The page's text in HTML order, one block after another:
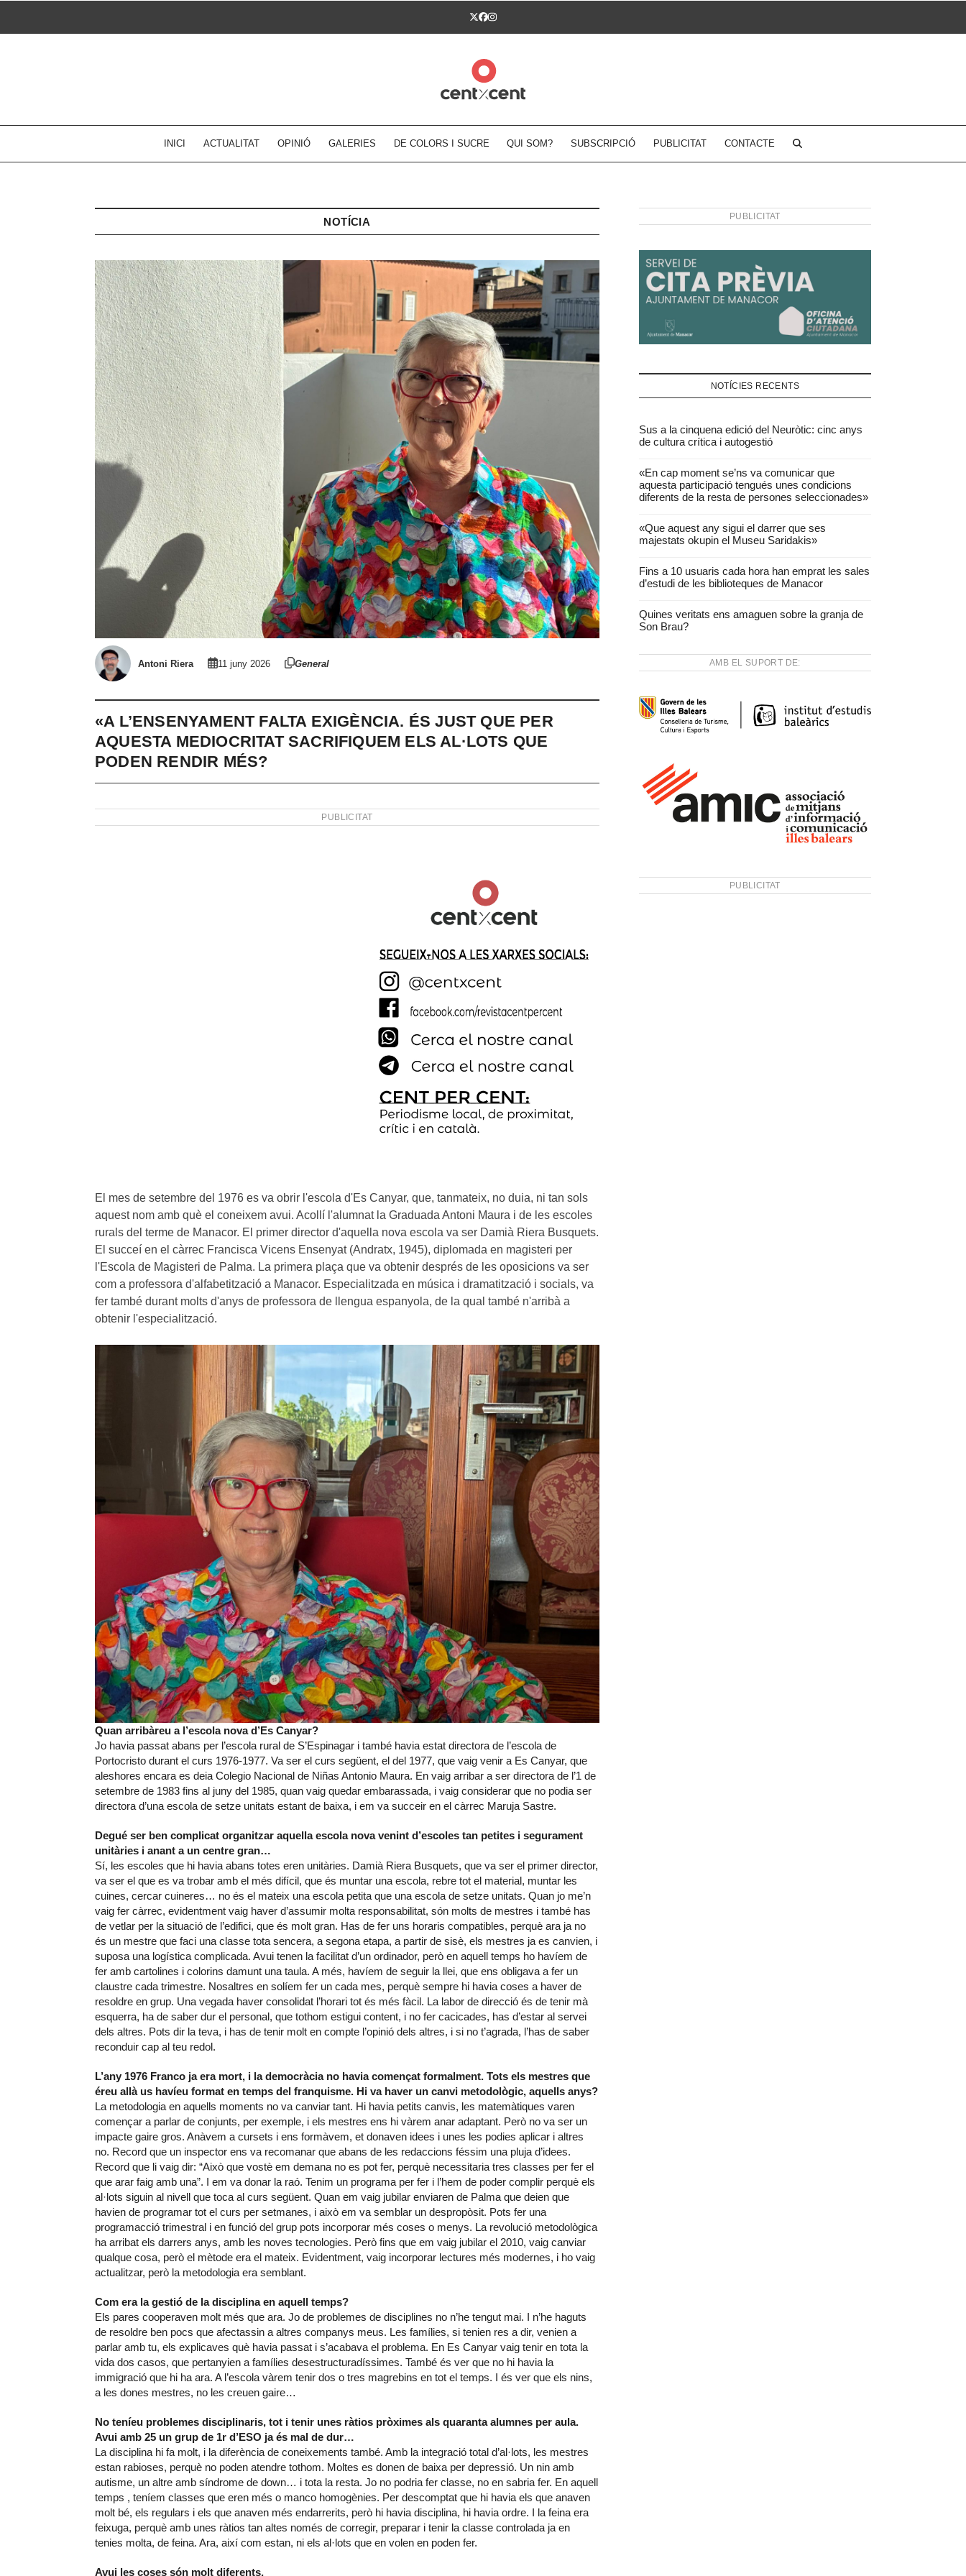
Twitter
Facebook
Instagram
INICI ACTUALITAT OPINIÓ GALERIES DE COLORS I SUCRE QUI SOM? SUBSCRIPCIÓ PUBLICITAT CONTACTE
NOTÍCIA
Antoni Riera 11 juny 2026 General
«A L’ENSENYAMENT FALTA EXIGÈNCIA. ÉS JUST QUE PER
AQUESTA MEDIOCRITAT SACRIFIQUEM ELS AL·LOTS QUE
PODEN RENDIR MÉS?
PUBLICITAT
El mes de setembre del 1976 es va obrir l'escola d'Es Canyar, que, tanmateix, no duia, ni tan sols
aquest nom amb què el coneixem avui. Acollí l'alumnat la Graduada Antoni Maura i de les escoles
rurals del terme de Manacor. El primer director d'aquella nova escola va ser Damià Riera Busquets.
El succeí en el càrrec Francisca Vicens Ensenyat (Andratx, 1945), diplomada en magisteri per
l'Escola de Magisteri de Palma. La primera plaça que va obtenir després de les oposicions va ser
com a professora d'alfabetització a Manacor. Especialitzada en música i dramatització i socials, va
fer també durant molts d'anys de professora de llengua espanyola, de la qual també n'arribà a
obtenir l'especialització.
Quan arribàreu a l’escola nova d’Es Canyar?
Jo havia passat abans per l’escola rural de S’Espinagar i també havia estat directora de l’escola de
Portocristo durant el curs 1976-1977. Va ser el curs següent, el del 1977, que vaig venir a Es Canyar, que
aleshores encara es deia Colegio Nacional de Niñas Antonio Maura. En vaig arribar a ser directora de l’1 de
setembre de 1983 fins al juny del 1985, quan vaig quedar embarassada, i vaig considerar que no podia ser
directora d’una escola de setze unitats estant de baixa, i em va succeir en el càrrec Maruja Sastre.
Degué ser ben complicat organitzar aquella escola nova venint d’escoles tan petites i segurament
unitàries i anant a un centre gran…
Sí, les escoles que hi havia abans totes eren unitàries. Damià Riera Busquets, que va ser el primer director,
va ser el que es va trobar amb el més difícil, que és muntar una escola, rebre tot el material, muntar les
cuines, cercar cuineres… no és el mateix una escola petita que una escola de setze unitats. Quan jo me’n
vaig fer càrrec, evidentment vaig haver d’assumir molta responsabilitat, són molts de mestres i també has
de vetlar per la situació de l’edifici, que és molt gran. Has de fer uns horaris compatibles, perquè ara ja no
és un mestre que faci una classe tota sencera, a segona etapa, a partir de sisè, els mestres ja es canvien, i
suposa una logística complicada. Avui tenen la facilitat d’un ordinador, però en aquell temps ho havíem de
fer amb cartolines i colorins damunt una taula. A més, havíem de seguir la llei, que ens obligava a fer un
claustre cada trimestre. Nosaltres en solíem fer un cada mes, perquè sempre hi havia coses a haver de
resoldre en grup. Una vegada haver consolidat l’horari tot és més fàcil. La labor de direcció és de tenir mà
esquerra, ha de saber dur el personal, que tothom estigui content, i no fer cacicades, has d’estar al servei
dels altres. Pots dir la teva, i has de tenir molt en compte l’opinió dels altres, i si no t’agrada, l’has de saber
reconduir cap al teu redol.
L’any 1976 Franco ja era mort, i la democràcia no havia començat formalment. Tots els mestres que
éreu allà us havíeu format en temps del franquisme. Hi va haver un canvi metodològic, aquells anys?
La metodologia en aquells moments no va canviar tant. Hi havia petits canvis, les matemàtiques varen
començar a parlar de conjunts, per exemple, i els mestres ens hi vàrem anar adaptant. Però no va ser un
impacte gaire gros. Anàvem a cursets i ens formàvem, et donaven idees i unes les podies aplicar i altres
no. Record que un inspector ens va recomanar que abans de les redaccions féssim una pluja d’idees.
Record que li vaig dir: “Això que vostè em demana no es pot fer, perquè necessitaria tres classes per fer el
que arar faig amb una”. I em va donar la raó. Tenim un programa per fer i l’hem de poder complir perquè els
al·lots siguin al nivell que toca al curs següent. Quan em vaig jubilar enviaren de Palma que deien que
havien de programar tot el curs per setmanes, i això em va semblar un despropòsit. Pots fer una
programacció trimestral i en funció del grup pots incorporar més coses o menys. La revolució metodològica
ha arribat els darrers anys, amb les noves tecnologies. Però fins que em vaig jubilar el 2010, vaig canviar
qualque cosa, però el mètode era el mateix. Evidentment, vaig incorporar lectures més modernes, i ho vaig
actualitzar, però la metodologia era semblant.
Com era la gestió de la disciplina en aquell temps?
Els pares cooperaven molt més que ara. Jo de problemes de disciplines no n’he tengut mai. I n’he haguts
de resoldre ben pocs que afectassin a altres companys meus. Les famílies, si tenien res a dir, venien a
parlar amb tu, els explicaves què havia passat i s’acabava el problema. En Es Canyar vaig tenir en tota la
vida dos casos, que pertanyien a famílies desestructuradíssimes. També és ver que no hi havia la
immigració que hi ha ara. A l’escola vàrem tenir dos o tres magrebins en tot el temps. I és ver que els nins,
a les dones mestres, no les creuen gaire…
No teníeu problemes disciplinaris, tot i tenir unes ràtios pròximes als quaranta alumnes per aula.
Avui amb 25 un grup de 1r d’ESO ja és mal de dur…
La disciplina hi fa molt, i la diferència de coneixements també. Amb la integració total d’al·lots, les mestres
estan rabioses, perquè no poden atendre tothom. Moltes es donen de baixa per depressió. Un nin amb
autisme, un altre amb síndrome de down… i tota la resta. Jo no podria fer classe, no en sabria fer. En aquell
temps , teníem classes que eren més o manco homogènies. Per descomptat que hi havia els que anaven
molt bé, els regulars i els que anaven més endarrerits, però hi havia disciplina, hi havia ordre. I la feina era
feixuga, perquè amb unes ràtios tan altes només de corregir, preparar i tenir la classe controlada ja en
tenies molta, de feina. Ara, així com estan, ni els al·lots que en volen en poden fer.
Avui les coses són molt diferents.
PUBLICITAT
NOTÍCIES RECENTS
Sus a la cinquena edició del Neuròtic: cinc anys
de cultura crítica i autogestió
«En cap moment se’ns va comunicar que
aquesta participació tengués unes condicions
diferents de la resta de persones seleccionades»
«Que aquest any sigui el darrer que ses
majestats okupin el Museu Saridakis»
Fins a 10 usuaris cada hora han emprat les sales
d’estudi de les biblioteques de Manacor
Quines veritats ens amaguen sobre la granja de
Son Brau?
AMB EL SUPORT DE:
PUBLICITAT